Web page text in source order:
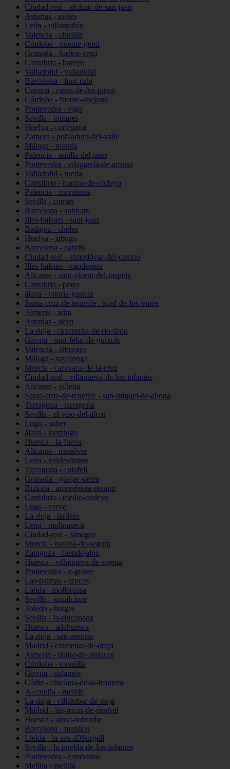
Ciudad-real - alcázar-de-san-juan
Asturias - avilés
León - villamañán
Valencia - chulilla
Córdoba - puente-genil
Granada - huétor-vega
Cantabria - bareyo
Valladolid - valladolid
Barcelona - font-rubí
Cuenca - casas-de-los-pinos
Córdoba - fuente-obejuna
Pontevedra - vigo
Sevilla - tomares
Huelva - cortegana
Zamora - pobladura-del-valle
Málaga - monda
Palencia - autilla-del-pino
Pontevedra - vilagarcía-de-arousa
Valladolid - rueda
Cantabria - marina-de-cudeyo
Palencia - moratinos
Sevilla - camas
Barcelona - subirats
Illes-balears - sant-joan
Badajoz - cheles
Huelva - jabugo
Barcelona - cabrils
Ciudad-real - almodóvar-del-campo
Illes-balears - capdepera
Alicante - sant-vicent-del-raspeig
Cantabria - potes
álava - vitoria-gasteiz
Santa-cruz-de-tenerife - icod-de-los-vinos
Almería - adra
Asturias - siero
La-rioja - cuzcurrita-de-río-tirón
Girona - sant-feliu-de-guíxols
Valencia - alboraya
Málaga - sayalonga
Murcia - caravaca-de-la-cruz
Ciudad-real - villanueva-de-los-infantes
Alicante - villena
Santa-cruz-de-tenerife - san-miguel-de-abona
Tarragona - tarragona
Sevilla - el-viso-del-alcor
Lugo - sober
álava - lantziego
Huesca - la-fueva
Alicante - monòver
León - valdevimbre
Tarragona - calafell
Granada - güejar-sierra
Bizkaia - amorebieta-etxano
Cantabria - medio-cudeyo
Lugo - cervo
La-rioja - lardero
León - molinaseca
Ciudad-real - almagro
Murcia - molina-de-segura
Zaragoza - fuendejalón
Huesca - villanueva-de-sigena
Pontevedra - o-grove
Las-palmas - arucas
Lleida - mollerussa
Sevilla - aznalcázar
Toledo - bargas
Sevilla - la-rinconada
Huesca - adahuesca
La-rioja - san-asensio
Madrid - colmenar-de-oreja
Almería - láujar-de-andarax
Córdoba - montilla
Girona - palamós
Cádiz - chiclana-de-la-frontera
A-coruña - melide
La-rioja - villalobar-de-rioja
Madrid - las-rozas-de-madrid
Huesca - aínsa-sobrarbe
Barcelona - manlleu
Lleida - la-seu-d39urgell
Sevilla - la-puebla-de-los-infantes
Pontevedra - cambados
Melilla - melilla